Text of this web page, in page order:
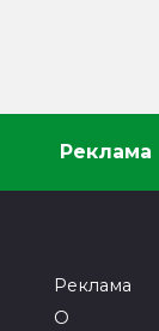
Реклама
Реклама
О